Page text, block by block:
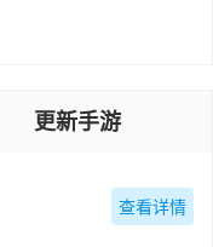
更新手游
查看详情